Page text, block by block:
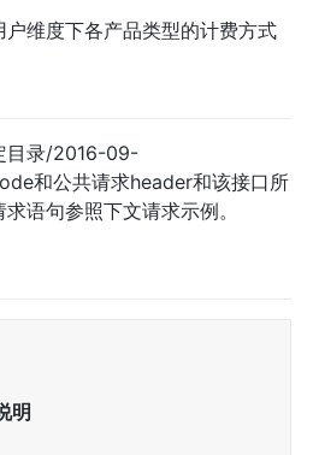
维度下各产品类型的计费方式
目录/2016-09-
和公共请求header和该接口所
语句参照下文请求示例。
明